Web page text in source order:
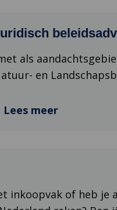
als
en
Lees meer
inkoopvak of heb